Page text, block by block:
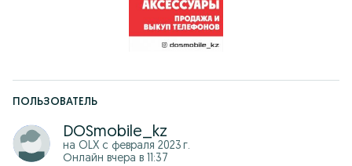
ПОЛЬЗОВАТЕЛЬ
DOSmobile_kz
на OLX с февраля 2023 г.
Онлайн вчера в 11:37